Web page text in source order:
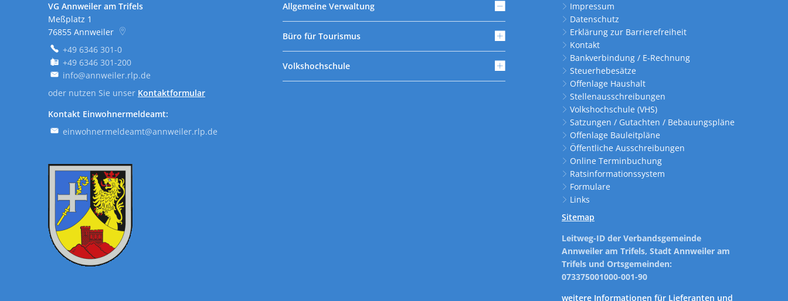
VG Annweiler am Trifels
Meßplatz 1
76855 Annweiler
+49 6346 301-0
+49 6346 301-200
info@annweiler.rlp.de
oder nutzen Sie unser Kontaktformular
Kontakt Einwohnermeldeamt:
einwohnermeldeamt@annweiler.rlp.de
Allgemeine Verwaltung
Büro für Tourismus
Volkshochschule
Impressum
Datenschutz
Erklärung zur Barrierefreiheit
Kontakt
Bankverbindung / E-Rechnung
Steuerhebesätze
Offenlage Haushalt
Stellenausschreibungen
Volkshochschule (VHS)
Satzungen / Gutachten / Bebauungspläne
Offenlage Bauleitpläne
Öffentliche Ausschreibungen
Online Terminbuchung
Ratsinformationssystem
Formulare
Links
Sitemap
Leitweg-ID der Verbandsgemeinde
Annweiler am Trifels, Stadt Annweiler am
Trifels und Ortsgemeinden:
073375001000-001-90
weitere Informationen für Lieferanten und